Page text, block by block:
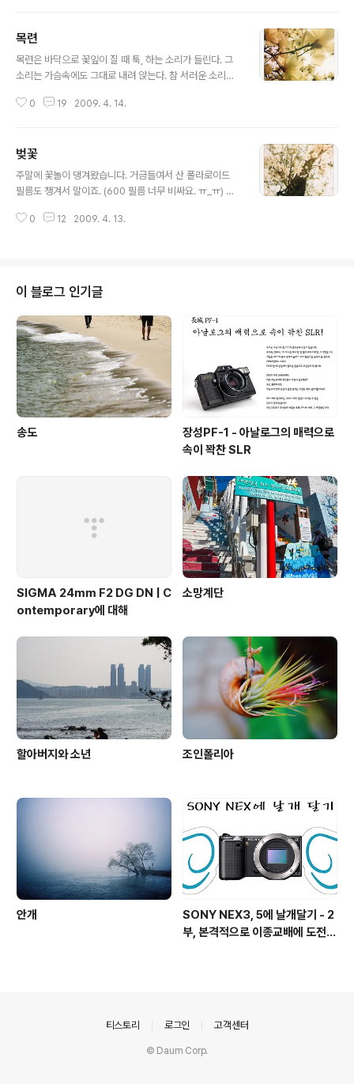
목련
목련은 바닥으로 꽃잎이 질 때 툭, 하는 소리가 들린다. 그
소리는 가슴속에도 그대로 내려 앉는다. 참 서러운 소리다.
0 19 2009. 4. 14.
벚꽃
주말에 꽃놀이 댕겨왔습니다. 거금들여서 산 폴라로이드
필름도 챙겨서 말이죠. (600 필름 너무 비싸요. ㅠ_ㅠ) 바
야 그런 풍경을 볼 수 있겠죠? SX-70 Polaroid 600 Fil
0 12 2009. 4. 13.
이 블로그 인기글
송도
장성PF-1 - 아날로그의 매력으로
속이 꽉찬 SLR
SIGMA 24mm F2 DG DN | C
ontemporary에 대해
소망계단
할아버지와 소년 조인폴리아
안개
SONY NEX3, 5에 날개달기 - 2
부, 본격적으로 이종교배에 도전하
티스토리 로그인 고객센터
© Daum Corp.